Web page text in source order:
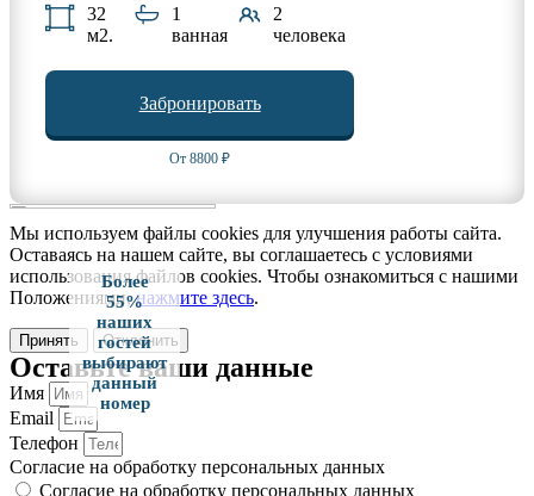
32
м2.
1
ванная
2
человека
Забронировать
От 8800 ₽
Более
55%
наших
гостей
выбирают
данный
номер
Мы используем файлы cookies для улучшения работы сайта.
Оставаясь на нашем сайте, вы соглашаетесь с условиями
использования файлов cookies. Чтобы ознакомиться с нашими
Положениями,нажмите здесь.
Принять Отклонить
Оставьте ваши данные
Имя
Email
Телефон
Согласие на обработку персональных данных
Согласие на обработку персональных данных